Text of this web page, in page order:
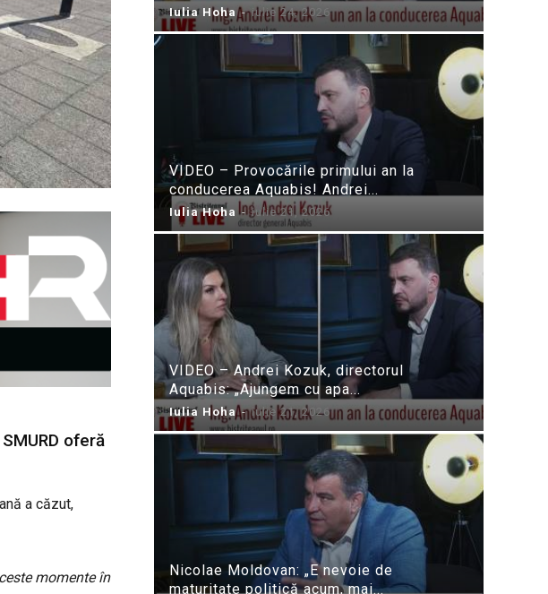
oferă
a căzut,
momente în
Iulia Hoha - iulie 24, 2026
VIDEO – Provocările primului an la
conducerea Aquabis! Andrei...
Iulia Hoha - iulie 21, 2026
VIDEO – Andrei Kozuk, directorul
Aquabis: „Ajungem cu apa...
Iulia Hoha - iulie 21, 2026
Nicolae Moldovan: „E nevoie de
maturitate politică acum, mai...